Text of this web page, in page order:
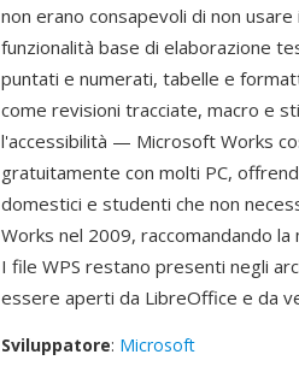
non erano consapevoli di non
funzionalità base di elaborazione
puntati e numerati, tabelle e
come revisioni tracciate, macro e
l'accessibilità — Microsoft Works
gratuitamente con molti PC,
domestici e studenti che non
Works nel 2009, raccomandando la
I file WPS restano presenti negli
essere aperti da LibreOffice e da
Sviluppatore: Microsoft